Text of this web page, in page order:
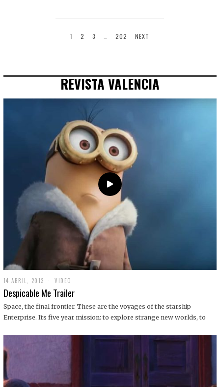
1 2 3 202 NEXT
REVISTA VALENCIA
14 ABRIL, 2013
9
D
C
I
1
VIDEO
Despicable Me Trailer
Space, the final frontier. These are the voyages of the starship
Enterprise. Its five year mission: to explore strange new worlds, to